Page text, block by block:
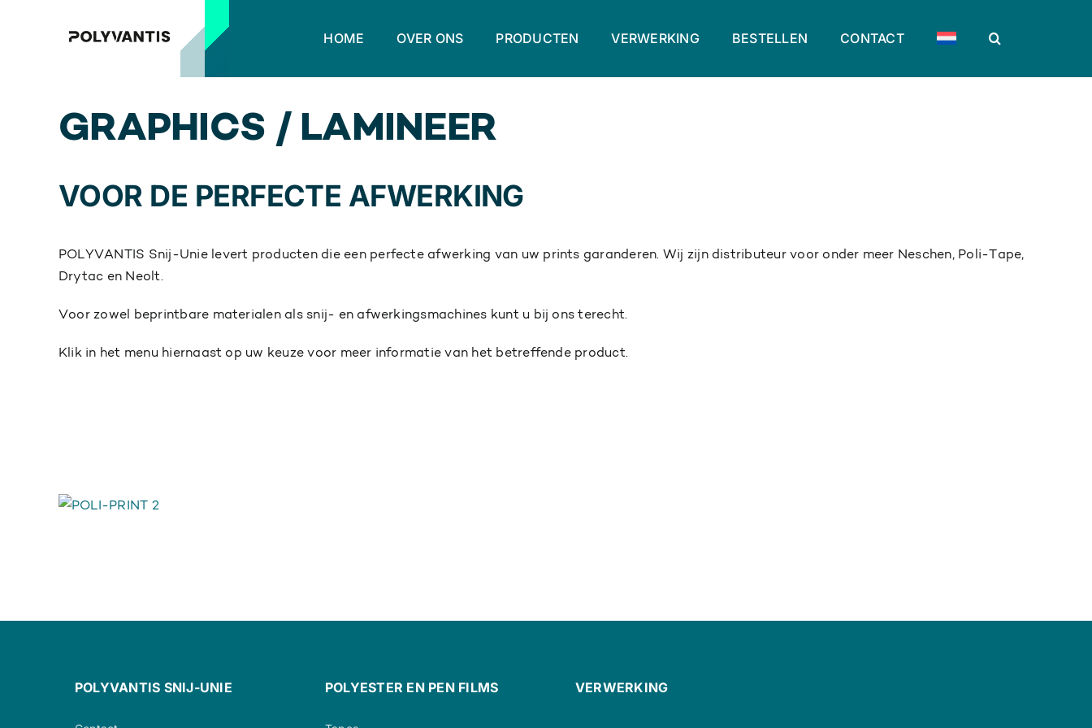
HOME OVER ONS PRODUCTEN VERWERKING BESTELLEN CONTACT
View
Larger
GRAPHICS / LAMINEER
VOOR DE PERFECTE AFWERKING
POLYVANTIS Snij-Unie levert producten die een perfecte afwerking van uw prints garanderen. Wij zijn distributeur voor onder meer Neschen, Poli-Tape,
Drytac en Neolt.
Voor zowel beprintbare materialen als snij- en afwerkingsmachines kunt u bij ons terecht.
Klik in het menu hiernaast op uw keuze voor meer informatie van het betreffende product.
POLYVANTIS SNIJ-UNIE POLYESTER EN PEN FILMS VERWERKING